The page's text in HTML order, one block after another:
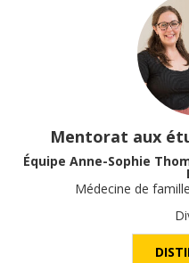
Mentorat aux
Équipe Anne-Sophie
Médecine de